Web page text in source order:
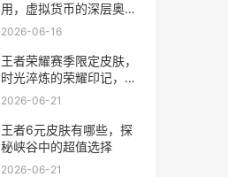
用，虚拟货币的深层奥秘
副标题
2026-06-16
王者荣耀赛季限定皮肤，
时光淬炼的荣耀印记，副
标题，铭刻于峡谷的赛季
2026-06-21
王者6元皮肤有哪些，探
秘峡谷中的超值选择
2026-06-21